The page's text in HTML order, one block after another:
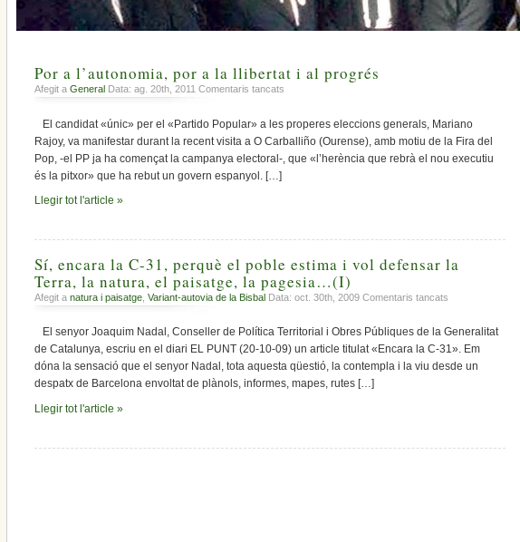
Por a l’autonomia, por a la llibertat i al progrés
Afegit a General Data: ag. 20th, 2011 Comentaris tancats
l’autonomia,
a
progrés
El candidat «únic» per el «Partido Popular» a les properes eleccions generals, Mariano
Rajoy, va manifestar durant la recent visita a O Carballiño (Ourense), amb motiu de la Fira del
Pop, -el PP ja ha començat la campanya electoral-, que «l’herència que rebrà el nou executiu
és la pitxor» que ha rebut un govern espanyol. […]
Llegir tot l'article »
Sí, encara la C-31, perquè el poble estima i vol defensar la
Terra, la natura, el paisatge, la pagesia…(I)
Afegit a natura i paisatge Variant-autovia de la Bisbal Data: oct. 30th, 2009 Comentaris tancats
encara
la
31,
i
El senyor Joaquim Nadal, Conseller de Política Territorial i Obres Públiques de la Generalitat
de Catalunya, escriu en el diari EL PUNT (20-10-09) un article titulat «Encara la C-31». Em
dóna la sensació que el senyor Nadal, tota aquesta qüestió, la contempla i la viu desde un
despatx de Barcelona envoltat de plànols, informes, mapes, rutes […]
Llegir tot l'article »